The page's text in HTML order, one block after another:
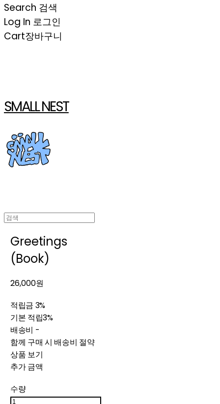
Search 검색
Log In 로그인
Cart장바구니
SMALL NEST
Greetings
(Book)
26,000원
적립금 3%
기본 적립3%
배송비 -
함께 구매 시 배송비 절약
상품 보기
추가 금액
수량